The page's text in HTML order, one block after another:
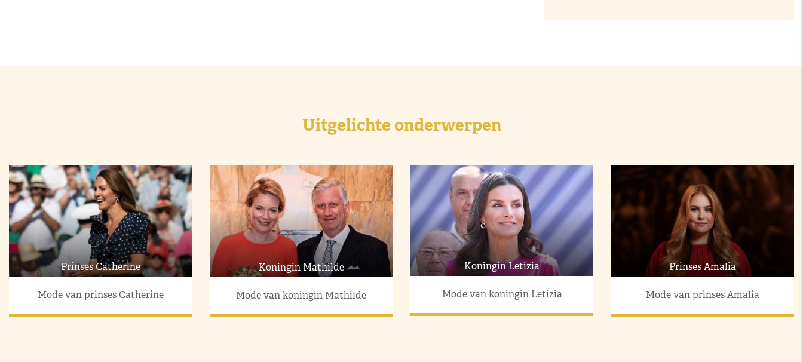
Uitgelichte onderwerpen
Prinses Catherine
Mode van prinses Catherine
Koningin Mathilde
Mode van koningin Mathilde
Koningin Letizia
Mode van koningin Letizia
Prinses Amalia
Mode van prinses Amalia